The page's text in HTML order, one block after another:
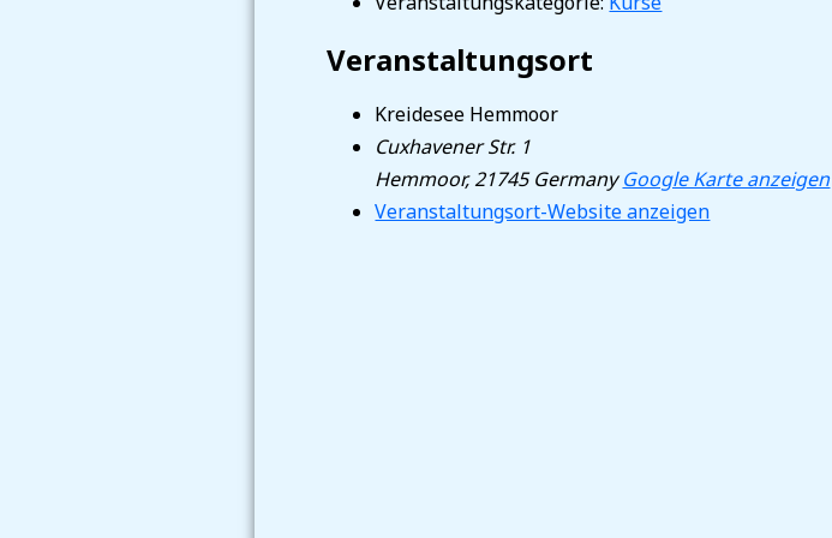
Veranstaltungsort
Kreidesee Hemmoor
Cuxhavener Str. 1
Hemmoor,21745 Germany Google Karte anzeigen
Veranstaltungsort-Website anzeigen